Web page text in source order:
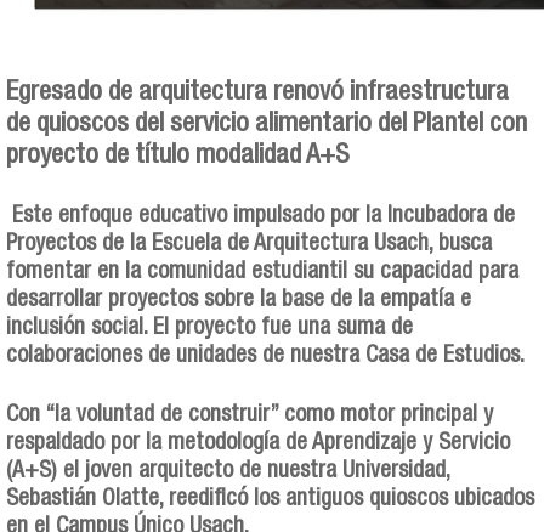
Egresado de arquitectura renovó infraestructura
de quioscos del servicio alimentario del Plantel con
proyecto de título modalidad A+S
Este enfoque educativo impulsado por la Incubadora de
Proyectos de la Escuela de Arquitectura Usach, busca
fomentar en la comunidad estudiantil su capacidad para
desarrollar proyectos sobre la base de la empatía e
inclusión social. El proyecto fue una suma de
colaboraciones de unidades de nuestra Casa de Estudios.
Con “la voluntad de construir” como motor principal y
respaldado por la metodología de Aprendizaje y Servicio
(A+S) el joven arquitecto de nuestra Universidad,
Sebastián Olatte, reedificó los antiguos quioscos ubicados